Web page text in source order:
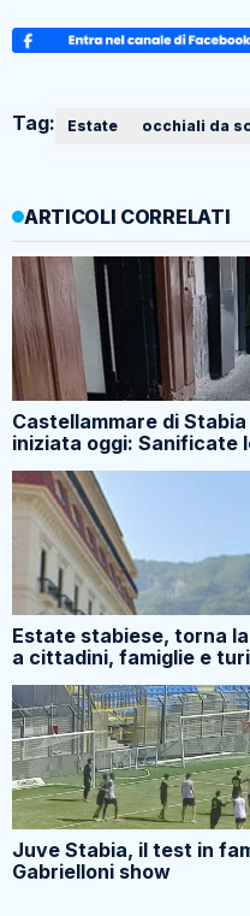
Tag: Estate occhiali da
ARTICOLI CORRELATI
Castellammare di
iniziata oggi: Sanificate
Estate stabiese, torna
a cittadini, famiglie e
Juve Stabia, il test in
Gabrielloni show